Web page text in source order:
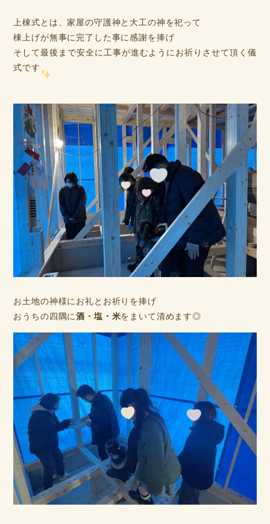
上棟式とは、家屋の守護神と大工の神を祀って
棟上げが無事に完了した事に感謝を捧げ
そして最後まで安全に工事が進むようにお祈りさせて頂く儀
式です
お土地の神様にお礼とお祈りを捧げ
おうちの四隅に酒・塩・米をまいて清めます◎